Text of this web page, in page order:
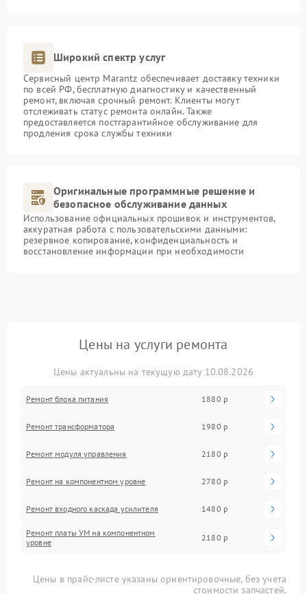
Широкий спектр услуг
Сервисный центр Marantz обеспечивает доставку техники
по всей РФ, бесплатную диагностику и качественный
ремонт, включая срочный ремонт. Клиенты могут
отслеживать статус ремонта онлайн. Также
предоставляется постгарантийное обслуживание для
продления срока службы техники
Оригинальные программные решение и
безопасное обслуживание данных
Использование официальных прошивок и инструментов,
аккуратная работа с пользовательскими данными:
резервное копирование, конфиденциальность и
восстановление информации при необходимости
Цены на услуги ремонта
Цены актуальны на текущую дату 10.08.2026
Ремонт блока питания 1880 р
Ремонт трансформатора 1980 р
Ремонт модуля управления 2180 р
Ремонт на компонентном уровне 2780 р
Ремонт входного каскада усилителя 1480 р
Ремонт платы УМ на компонентном
уровне
2180 р
Цены в прайс-листе указаны ориентировочные, без учета
стоимости запчастей.